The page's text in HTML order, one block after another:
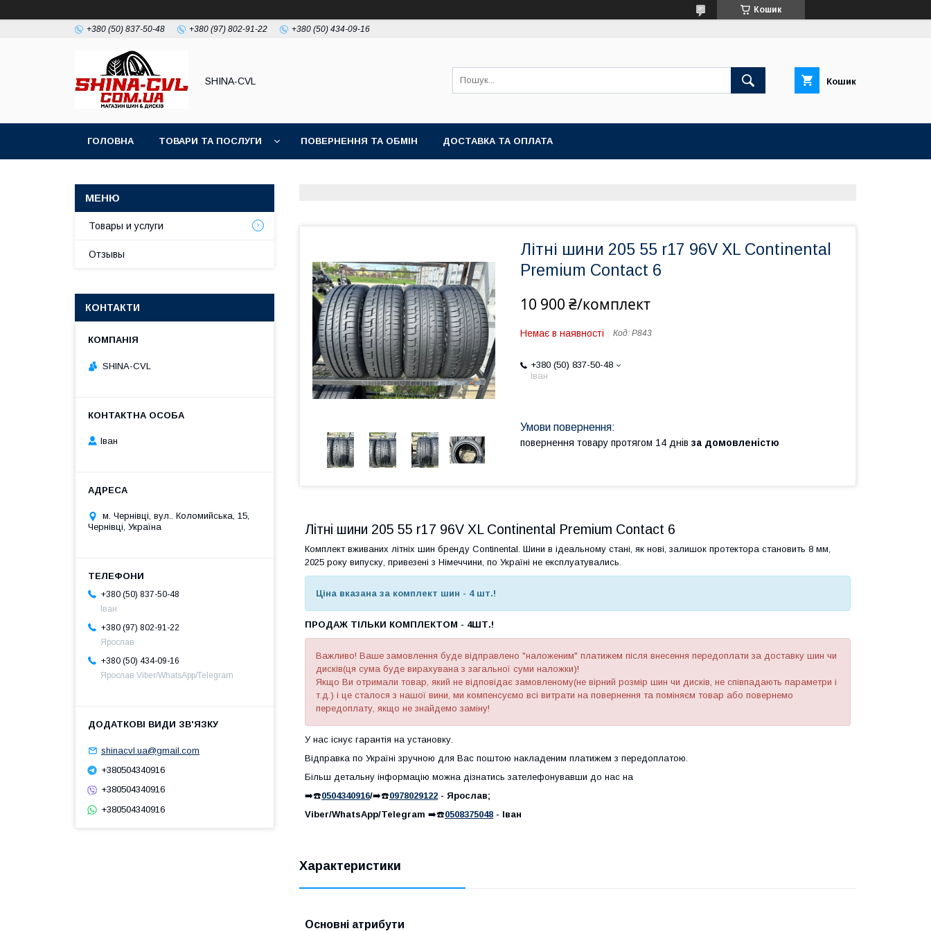
Кошик
+380 (50) 837-50-48 +380 (97) 802-91-22 +380 (50) 434-09-16
SHINA-CVL Кошик
ГОЛОВНА ТОВАРИ ТА ПОСЛУГИ ПОВЕРНЕННЯ ТА ОБМІН ДОСТАВКА ТА ОПЛАТА
Літні шини 205 55 r17 96V XL Continental
Premium Contact 6
10 900 ₴/комплект
Немає в наявності Код: P843
+380 (50) 837-50-48
Іван
повернення товару протягом 14 днів за домовленістю
Літні шини 205 55 r17 96V XL Continental Premium Contact 6
Комплект вживаних літніх шин бренду Continental. Шини в ідеальному стані, як нові, залишок протектора становить 8 мм,
2025 року випуску, привезені з Німеччини, по Україні не експлуатувались.
Ціна вказана за комплект шин - 4 шт.!
ПРОДАЖ ТІЛЬКИ КОМПЛЕКТОМ - 4ШТ.!
Важливо! Ваше замовлення буде відправлено "наложеним" платижем після внесення передоплати за доставку шин чи
дисків(ця сума буде вирахувана з загальної суми наложки)!
Якщо Ви отримали товар, який не відповідає замовленому(не вірний розмір шин чи дисків, не співпадають параметри і
т.д.) і це сталося з нашої вини, ми компенсуємо всі витрати на повернення та поміняєм товар або повернемо
передоплату, якщо не знайдемо заміну!
У нас існує гарантія на установку.
Відправка по Україні зручною для Вас поштою накладеним платижем з передоплатою.
Більш детальну інформацію можна дізнатись зателефонувавши до нас на
➡️☎️0504340916/➡️☎️0978029122 - Ярослав;
Viber/WhatsApp/Telegram ➡️☎️0508375048 - Іван
Характеристики
Основні атрибути
Товары и услуги
Отзывы
КОНТАКТИ
SHINA-CVL
Іван
м. Чернівці, вул.. Коломийська, 15,
Чернівці, Україна
+380 (50) 837-50-48
Іван
+380 (97) 802-91-22
Ярослав
+380 (50) 434-09-16
Ярослав Viber/WhatsApp/Telegram
shinacvl.ua@gmail.com
+380504340916
+380504340916
+380504340916